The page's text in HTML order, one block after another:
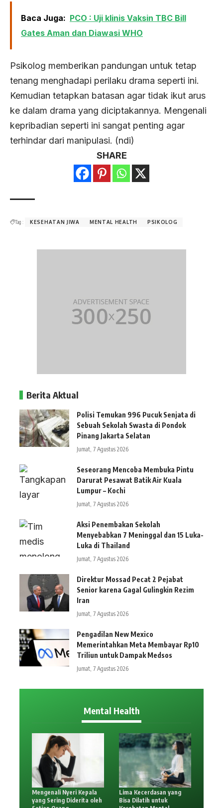
Baca Juga: PCO : Uji klinis Vaksin TBC Bill
Gates Aman dan Diawasi WHO
Psikolog memberikan pandungan untuk tetap
tenang menghadapi perilaku drama seperti ini.
Kemudian tetapkan batasan agar tidak ikut arus
ke dalam drama yang diciptakannya. Mengenali
kepribadian seperti ini sangat penting agar
terhindar dari manipulasi. (ndi)
SHARE
Tag : KESEHATAN JIWA MENTAL HEALTH PSIKOLOG
Berita Aktual
Polisi Temukan 996 Pucuk Senjata di
Sebuah Sekolah Swasta di Pondok
Pinang Jakarta Selatan
Jumat, 7 Agustus 2026
Seseorang Mencoba Membuka Pintu
Darurat Pesawat Batik Air Kuala
Lumpur – Kochi
Jumat, 7 Agustus 2026
Aksi Penembakan Sekolah
Menyebabkan 7 Meninggal dan 15 Luka-
Luka di Thailand
Jumat, 7 Agustus 2026
Direktur Mossad Pecat 2 Pejabat
Senior karena Gagal Gulingkin Rezim
Iran
Jumat, 7 Agustus 2026
Pengadilan New Mexico
Memerintahkan Meta Membayar Rp10
Triliun untuk Dampak Medsos
Jumat, 7 Agustus 2026
Mental Health
Mengenali Nyeri Kepala
yang Sering Diderita oleh
Lima Kecerdasan yang
Bisa Dilatih untuk